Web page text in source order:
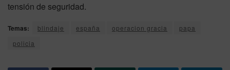
tensión de seguridad.
Temas: blindaje españa operacion gracia
papa
policia